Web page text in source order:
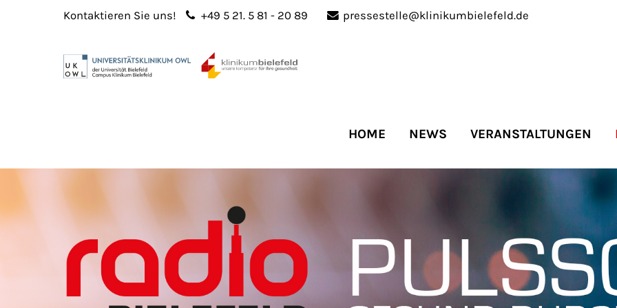
Login
Benutzername
Register |Lost your password?
24h/
365days
We offer support for our
customers
Have any questions?
+44 1234 567 890
Drop us a line
info@yourdomain.com
Kontaktieren Sie uns! +49 5 21. 5 81 - 20 89 pressestelle@klinikumbielefeld.de
HOME NEWS VERANSTALTUNGEN